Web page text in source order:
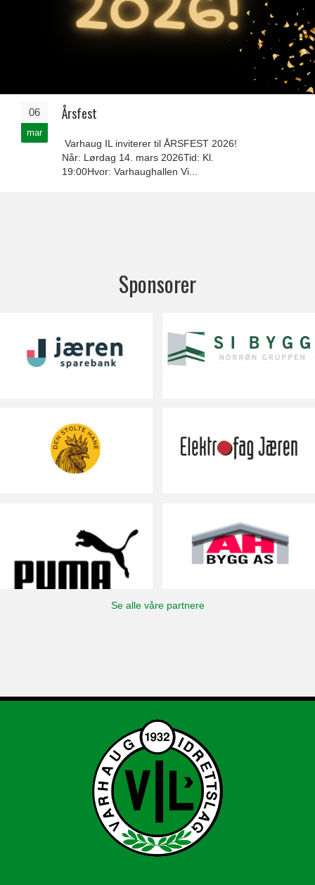
06
mar
Årsfest
Varhaug IL inviterer til ÅRSFEST 2026!
Når: Lørdag 14. mars 2026Tid: Kl.
19:00Hvor: Varhaughallen Vi...
Sponsorer
Se alle våre partnere